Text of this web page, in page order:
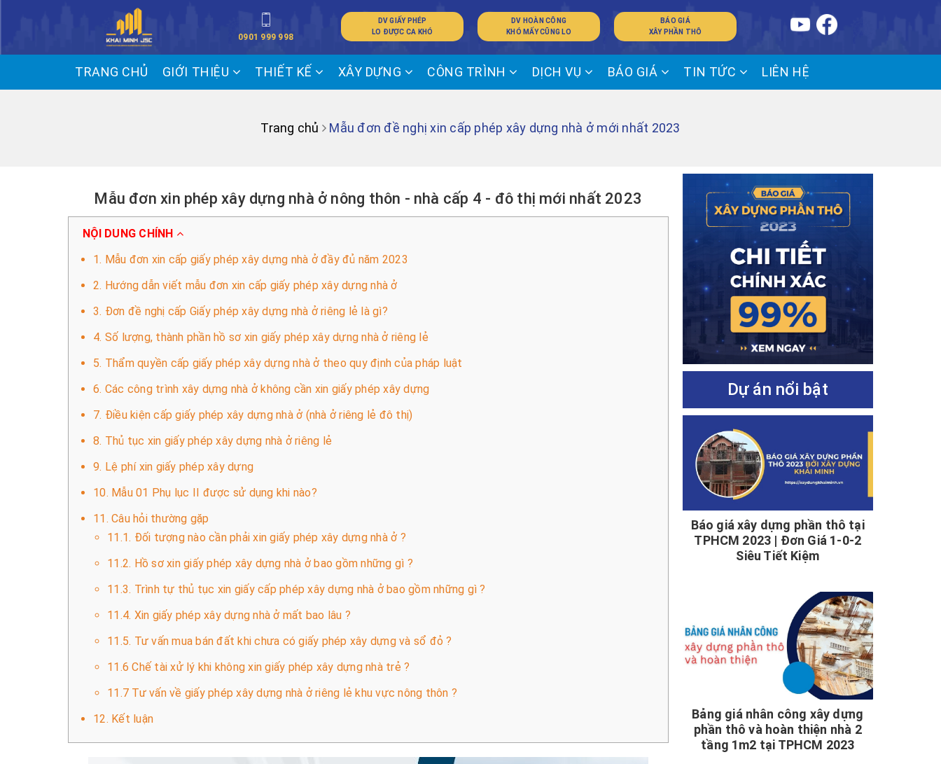
0901 999 998
DV GIẤY PHÉP
LO ĐƯỢC CA KHÓ
DV HOÀN CÔNG
KHÓ MẤY CŨNG LO
BÁO GIÁ
XÂY PHẦN THÔ
TRANG CHỦ GIỚI THIỆU THIẾT KẾ XÂY DỰNG CÔNG TRÌNH DỊCH VỤ BÁO GIÁ TIN TỨC LIÊN HỆ
Trang chủ Mẫu đơn đề nghị xin cấp phép xây dựng nhà ở mới nhất 2023
Mẫu đơn xin phép xây dựng nhà ở nông thôn - nhà cấp 4 - đô thị mới nhất 2023
NỘI DUNG CHÍNH
1. Mẫu đơn xin cấp giấy phép xây dựng nhà ở đầy đủ năm 2023
2. Hướng dẫn viết mẫu đơn xin cấp giấy phép xây dựng nhà ở
3. Đơn đề nghị cấp Giấy phép xây dựng nhà ở riêng lẻ là gì?
4. Số lượng, thành phần hồ sơ xin giấy phép xây dựng nhà ở riêng lẻ
5. Thẩm quyền cấp giấy phép xây dựng nhà ở theo quy định của pháp luật
6. Các công trình xây dựng nhà ở không cần xin giấy phép xây dựng
7. Điều kiện cấp giấy phép xây dựng nhà ở (nhà ở riêng lẻ đô thị)
8. Thủ tục xin giấy phép xây dựng nhà ở riêng lẻ
9. Lệ phí xin giấy phép xây dựng
10. Mẫu 01 Phụ lục II được sử dụng khi nào?
11. Câu hỏi thường gặp
11.1. Đối tượng nào cần phải xin giấy phép xây dựng nhà ở ?
11.2. Hồ sơ xin giấy phép xây dựng nhà ở bao gồm những gì ?
11.3. Trình tự thủ tục xin giấy cấp phép xây dựng nhà ở bao gồm những gì ?
11.4. Xin giấy phép xây dựng nhà ở mất bao lâu ?
11.5. Tư vấn mua bán đất khi chưa có giấy phép xây dựng và sổ đỏ ?
11.6 Chế tài xử lý khi không xin giấy phép xây dựng nhà trẻ ?
11.7 Tư vấn về giấy phép xây dựng nhà ở riêng lẻ khu vực nông thôn ?
12. Kết luận
Dự án nổi bật
Báo giá xây dựng phần thô tại
TPHCM 2023 | Đơn Giá 1-0-2
Siêu Tiết Kiệm
Bảng giá nhân công xây dựng
phần thô và hoàn thiện nhà 2
tầng 1m2 tại TPHCM 2023